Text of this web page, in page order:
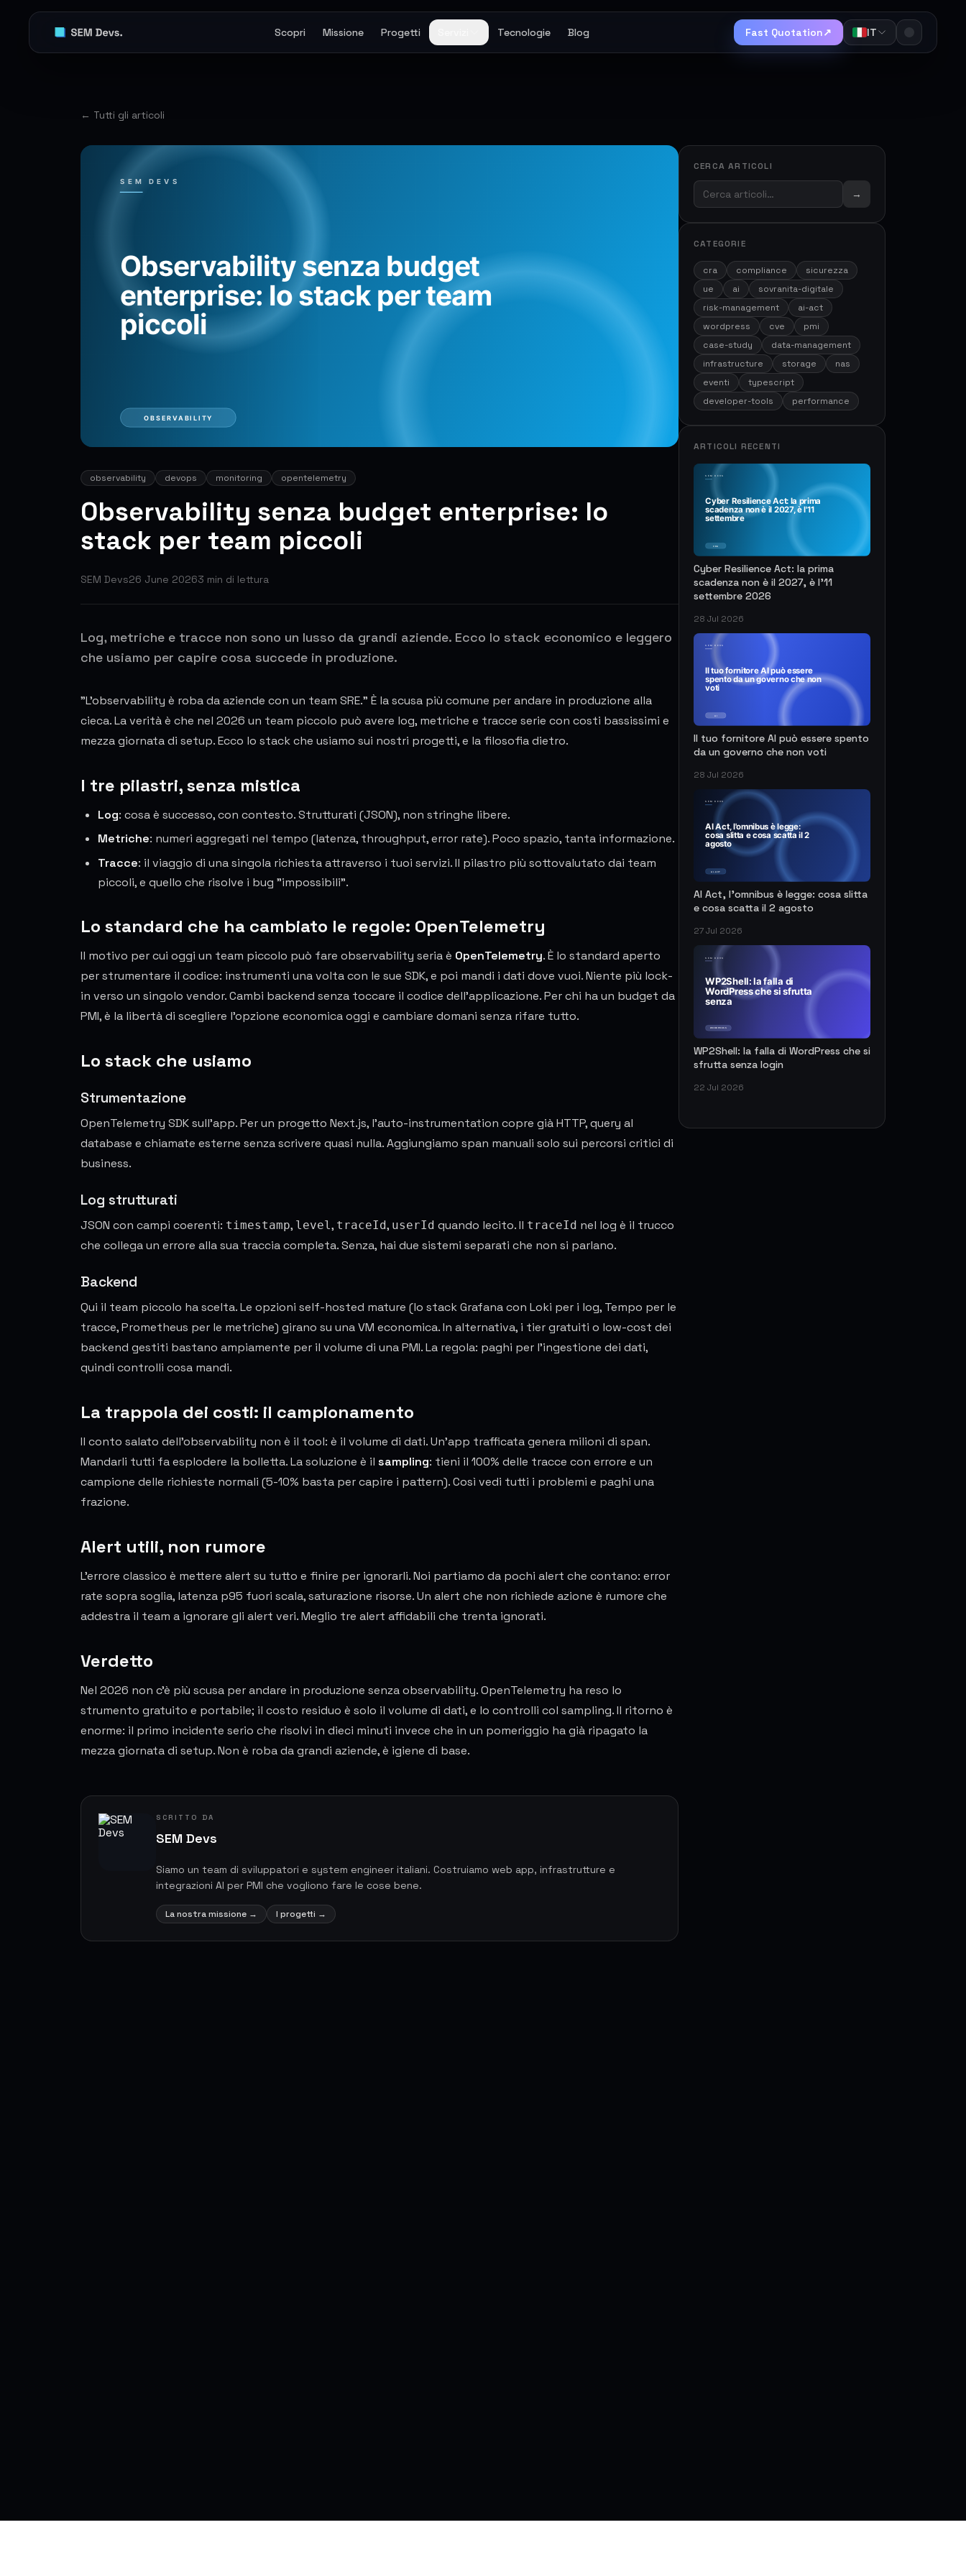
Scopri Missione Progetti Tecnologie Blog Fast Quotation↗ IT
← Tutti gli articoli
observability devops monitoring opentelemetry
Observability senza budget enterprise: lo
stack per team piccoli
SEM Devs26 June 20263 min di lettura
Log, metriche e tracce non sono un lusso da grandi aziende. Ecco lo stack economico e leggero
che usiamo per capire cosa succede in produzione.
"L'observability è roba da aziende con un team SRE." È la scusa più comune per andare in produzione alla
cieca. La verità è che nel 2026 un team piccolo può avere log, metriche e tracce serie con costi bassissimi e
mezza giornata di setup. Ecco lo stack che usiamo sui nostri progetti, e la filosofia dietro.
I tre pilastri, senza mistica
Log: cosa è successo, con contesto. Strutturati (JSON), non stringhe libere.
Metriche: numeri aggregati nel tempo (latenza, throughput, error rate). Poco spazio, tanta informazione.
Tracce: il viaggio di una singola richiesta attraverso i tuoi servizi. Il pilastro più sottovalutato dai team
piccoli, e quello che risolve i bug "impossibili".
Lo standard che ha cambiato le regole: OpenTelemetry
Il motivo per cui oggi un team piccolo può fare observability seria è OpenTelemetry. È lo standard aperto
per strumentare il codice: instrumenti una volta con le sue SDK, e poi mandi i dati dove vuoi. Niente più lock-
in verso un singolo vendor. Cambi backend senza toccare il codice dell'applicazione. Per chi ha un budget da
PMI, è la libertà di scegliere l'opzione economica oggi e cambiare domani senza rifare tutto.
Lo stack che usiamo
Strumentazione
OpenTelemetry SDK sull'app. Per un progetto Next.js, l'auto-instrumentation copre già HTTP, query al
database e chiamate esterne senza scrivere quasi nulla. Aggiungiamo span manuali solo sui percorsi critici di
business.
Log strutturati
JSON con campi coerenti: timestamp, level , traceId, userId quando lecito. Il traceId nel log è il trucco
che collega un errore alla sua traccia completa. Senza, hai due sistemi separati che non si parlano.
Backend
Qui il team piccolo ha scelta. Le opzioni self-hosted mature (lo stack Grafana con Loki per i log, Tempo per le
tracce, Prometheus per le metriche) girano su una VM economica. In alternativa, i tier gratuiti o low-cost dei
backend gestiti bastano ampiamente per il volume di una PMI. La regola: paghi per l'ingestione dei dati,
quindi controlli cosa mandi.
La trappola dei costi: il campionamento
Il conto salato dell'observability non è il tool: è il volume di dati. Un'app trafficata genera milioni di span.
Mandarli tutti fa esplodere la bolletta. La soluzione è il sampling: tieni il 100% delle tracce con errore e un
campione delle richieste normali (5-10% basta per capire i pattern). Così vedi tutti i problemi e paghi una
frazione.
Alert utili, non rumore
L'errore classico è mettere alert su tutto e finire per ignorarli. Noi partiamo da pochi alert che contano: error
rate sopra soglia, latenza p95 fuori scala, saturazione risorse. Un alert che non richiede azione è rumore che
addestra il team a ignorare gli alert veri. Meglio tre alert affidabili che trenta ignorati.
Verdetto
Nel 2026 non c'è più scusa per andare in produzione senza observability. OpenTelemetry ha reso lo
strumento gratuito e portabile; il costo residuo è solo il volume di dati, e lo controlli col sampling. Il ritorno è
enorme: il primo incidente serio che risolvi in dieci minuti invece che in un pomeriggio ha già ripagato la
mezza giornata di setup. Non è roba da grandi aziende, è igiene di base.
SCRITTO DA
SEM Devs
Siamo un team di sviluppatori e system engineer italiani. Costruiamo web app, infrastrutture e
integrazioni AI per PMI che vogliono fare le cose bene.
La nostra missione → I progetti →
CERCA ARTICOLI
→
CATEGORIE
cra compliance
sicurezza
ue
ai
sovranita-digitale
risk-management
ai-act
wordpress
cve
pmi
case-study
data-management
infrastructure
storage
nas
eventi
typescript
developer-tools
performance
ARTICOLI RECENTI
Cyber Resilience Act: la prima
scadenza non è il 2027, è l'11
settembre 2026
28 Jul 2026
Il tuo fornitore AI può essere spento
da un governo che non voti
28 Jul 2026
AI Act, l'omnibus è legge: cosa slitta
e cosa scatta il 2 agosto
27 Jul 2026
WP2Shell: la falla di WordPress che si
sfrutta senza login
22 Jul 2026